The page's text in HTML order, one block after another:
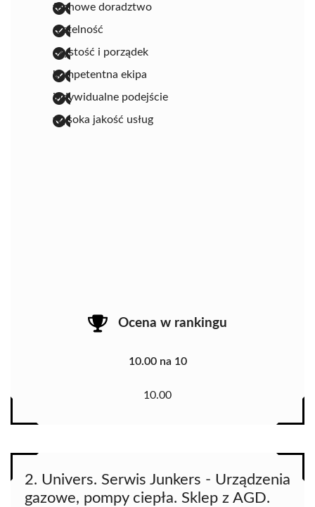
fachowe doradztwo
rzetelność
czystość i porządek
kompetentna ekipa
indywidualne podejście
wysoka jakość usług
Ocena w rankingu
10.00 na 10
10.00
2. Univers. Serwis Junkers - Urządzenia
gazowe, pompy ciepła. Sklep z AGD.